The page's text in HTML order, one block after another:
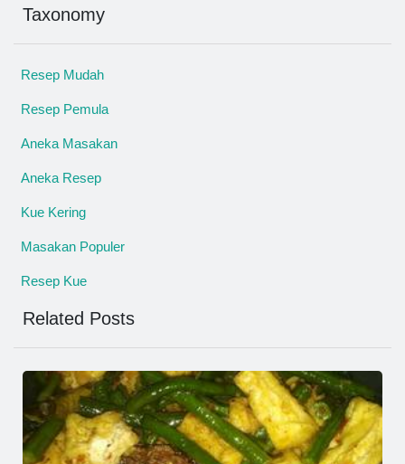
Taxonomy
Resep Mudah
Resep Pemula
Aneka Masakan
Aneka Resep
Kue Kering
Masakan Populer
Resep Kue
Related Posts